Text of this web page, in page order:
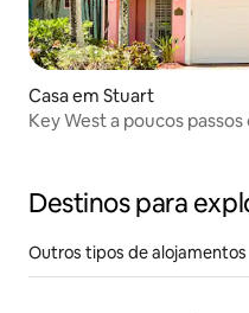
Casa em Stuart
Key West a poucos
Destinos para
Outros tipos de alojamentos